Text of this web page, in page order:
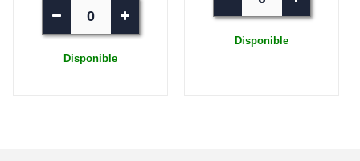
Disponible
Disponible